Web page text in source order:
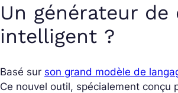
Un générateur de
intelligent ?
Basé sur son grand modèle de
Ce nouvel outil, spécialement conçu